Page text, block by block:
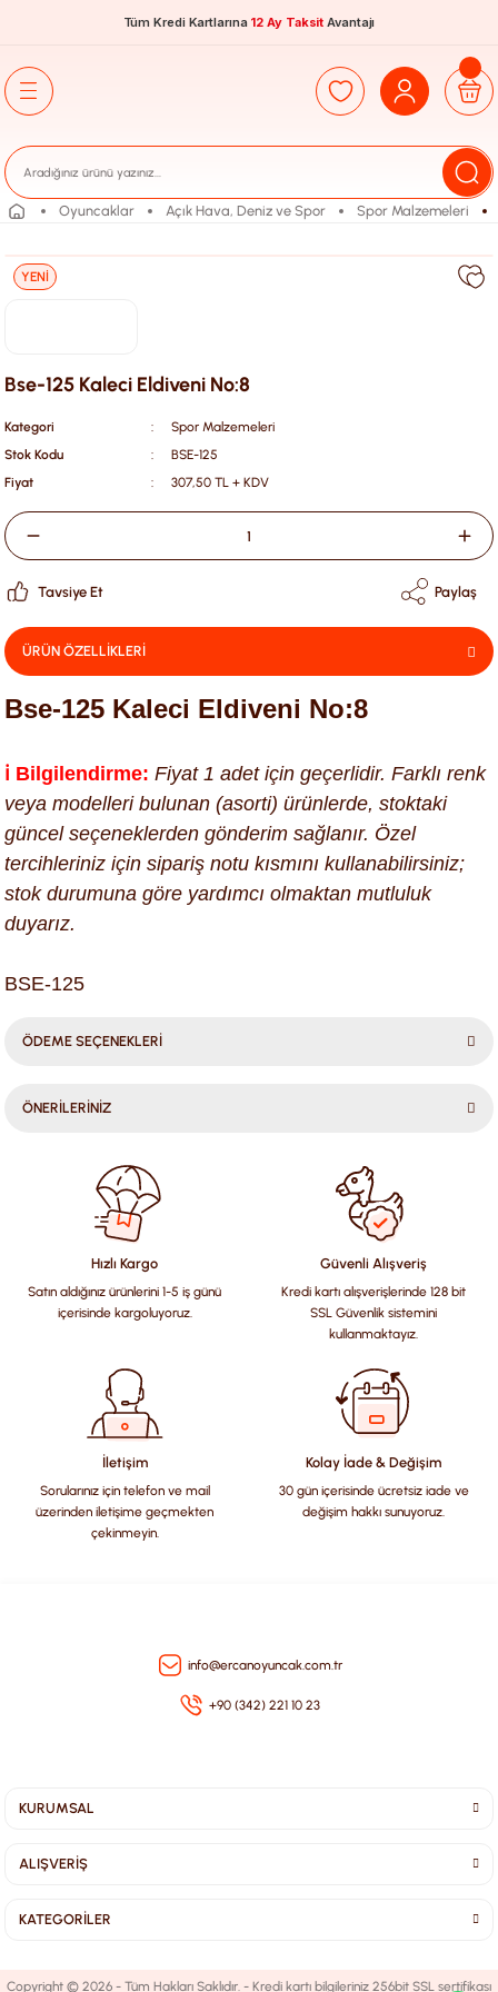
Tüm Kredi Kartlarına 12 Ay Taksit Avantajı
Oyuncaklar Açık Hava, Deniz ve Spor Spor Malzemeleri
YENİ
Bse-125 Kaleci Eldiveni No:8
Kategori
Spor Malzemeleri
Stok Kodu
BSE-125
Fiyat
307,50 TL + KDV
Tavsiye Et Paylaş
ÜRÜN ÖZELLİKLERİ
Bse-125 Kaleci Eldiveni No:8
ℹ️ Bilgilendirme: Fiyat 1 adet için geçerlidir. Farklı renk
veya modelleri bulunan (asorti) ürünlerde, stoktaki
güncel seçeneklerden gönderim sağlanır. Özel
tercihleriniz için sipariş notu kısmını kullanabilirsiniz;
stok durumuna göre yardımcı olmaktan mutluluk
duyarız.
BSE-125
ÖDEME SEÇENEKLERİ
ÖNERİLERİNİZ
konularda yetersiz gördüğünüz noktaları öneri formunu
kullanarak tarafımıza iletebilirsiniz.
Görüş ve önerileriniz için teşekkür ederiz.
Ürün resmi kalitesiz, bozuk veya görüntülenemiyor.
Ürün açıklamasında eksik bilgiler bulunuyor.
Ürün bilgilerinde hatalar bulunuyor.
Ürün fiyatı diğer sitelerden daha pahalı.
Bu ürüne benzer farklı alternatifler olmalı.
Hızlı Kargo
Satın aldığınız ürünlerini 1-5 iş günü
içerisinde kargoluyoruz.
Güvenli Alışveriş
Kredi kartı alışverişlerinde 128 bit
SSL Güvenlik sistemini
kullanmaktayız.
İletişim
Sorularınız için telefon ve mail
üzerinden iletişime geçmekten
çekinmeyin.
Kolay İade & Değişim
30 gün içerisinde ücretsiz iade ve
değişim hakkı sunuyoruz.
info@ercanoyuncak.com.tr
+90 (342) 221 10 23
KURUMSAL
ALIŞVERİŞ
KATEGORİLER
Copyright © 2026 - Tüm Hakları Saklıdır. - Kredi kartı bilgileriniz 256bit SSL sertifikası